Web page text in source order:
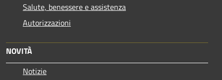
Salute, benessere e assistenza
Autorizzazioni
NOVITÀ
Notizie